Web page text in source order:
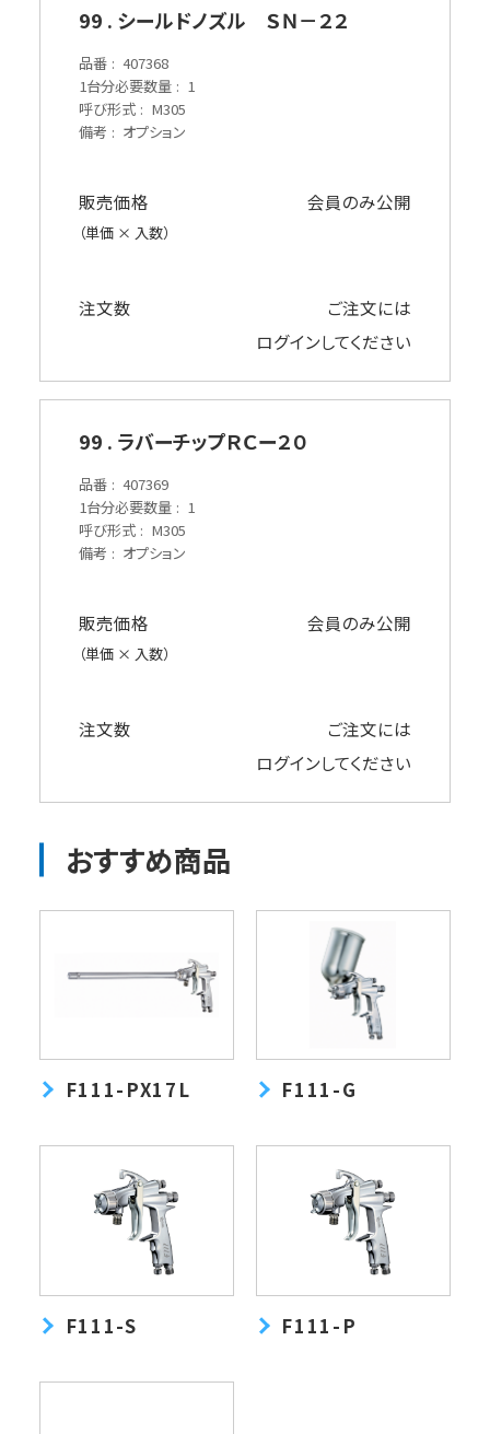
99 . シールドノズル ＳＮ－２２
品番
407368
1台分必要数量
1
呼び形式
M305
備考
オプション
販売価格
（単価 × 入数）
会員のみ公開
注文数
ご注文には
ログインしてください
99 . ラバーチップＲＣー２０
品番
407369
1台分必要数量
1
呼び形式
M305
備考
オプション
販売価格
（単価 × 入数）
会員のみ公開
注文数
ご注文には
ログインしてください
おすすめ商品
F111-PX17L F111-G
F111-S F111-P